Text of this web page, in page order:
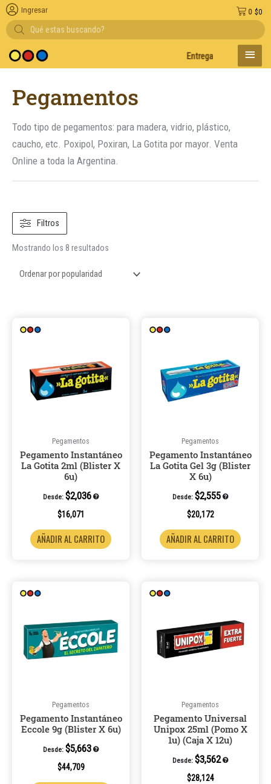
Búsqueda
de
productos
Entregas en el día en
$0
0
Ingresar
MENÚ
Pegamentos
Todo tipo de pegamentos: para madera, vidrio, plástico,
caucho, etc. Poxipol, Poxiran, La Gotita por mayor. Venta
Online a toda la Argentina.
Filtros
Mostrando los 8 resultados
por
popularidad
Pegamentos
Pegamento Instantáneo
La Gotita 2ml (Blister X
6u)
Desde: $2,036
$16,071
AÑADIR AL CARRITO
Pegamentos
Pegamento Instantáneo
La Gotita Gel 3g (Blister
X 6u)
Desde: $2,555
$20,172
AÑADIR AL CARRITO
Pegamentos
Pegamento Instantáneo
Eccole 9g (Blister X 6u)
Desde: $5,663
$44,709
Pegamentos
Pegamento Universal
Unipox 25ml (Pomo X
1u) (Caja X 12u)
Desde: $3,562
$28,124